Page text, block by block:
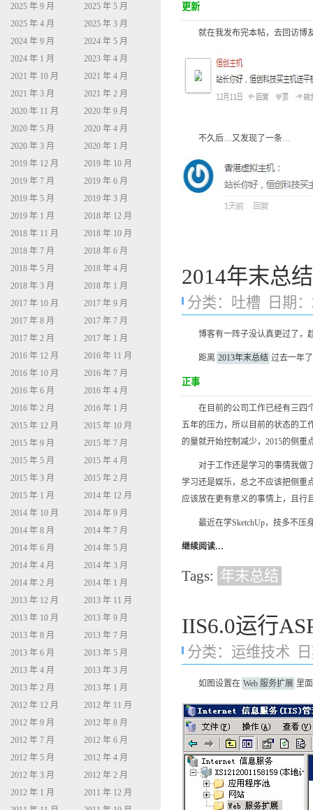
更新
就在我发布完本帖，去回访博
不久后…又发现了一条…
2014年末总结
分类： 吐槽 日期
博客有一阵子没认真更过了，
距离 2013年末总结 过去一年
正事
在目前的公司工作已经有三四个
五年的压力，所以目前的状态的工
的量就开始控制减少，2015的侧重
对于工作还是学习的事情我做了
学习还是娱乐，总之不应该把侧重
应该放在更有意义的事情上，且
最近在学SketchUp，技多不压
继续阅读…
Tags: 年末总结
IIS6.0运行
分类： 运维技术
如图设置在 Web 服务扩展 里
2025 年 9 月
2025 年 5 月
2025 年 4 月
2025 年 3 月
2024 年 9 月
2024 年 5 月
2024 年 1 月
2023 年 4 月
2021 年 10 月
2021 年 4 月
2021 年 3 月
2021 年 2 月
2020 年 11 月
2020 年 9 月
2020 年 5 月
2020 年 4 月
2020 年 3 月
2020 年 1 月
2019 年 12 月
2019 年 10 月
2019 年 7 月
2019 年 6 月
2019 年 5 月
2019 年 3 月
2019 年 1 月
2018 年 12 月
2018 年 11 月
2018 年 10 月
2018 年 7 月
2018 年 6 月
2018 年 5 月
2018 年 4 月
2018 年 3 月
2018 年 1 月
2017 年 10 月
2017 年 9 月
2017 年 8 月
2017 年 7 月
2017 年 2 月
2017 年 1 月
2016 年 12 月
2016 年 11 月
2016 年 10 月
2016 年 7 月
2016 年 6 月
2016 年 4 月
2016 年 2 月
2016 年 1 月
2015 年 12 月
2015 年 10 月
2015 年 9 月
2015 年 7 月
2015 年 5 月
2015 年 4 月
2015 年 3 月
2015 年 2 月
2015 年 1 月
2014 年 12 月
2014 年 10 月
2014 年 9 月
2014 年 8 月
2014 年 7 月
2014 年 6 月
2014 年 5 月
2014 年 4 月
2014 年 3 月
2014 年 2 月
2014 年 1 月
2013 年 12 月
2013 年 11 月
2013 年 10 月
2013 年 9 月
2013 年 8 月
2013 年 7 月
2013 年 6 月
2013 年 5 月
2013 年 4 月
2013 年 3 月
2013 年 2 月
2013 年 1 月
2012 年 12 月
2012 年 11 月
2012 年 9 月
2012 年 8 月
2012 年 7 月
2012 年 6 月
2012 年 5 月
2012 年 4 月
2012 年 3 月
2012 年 2 月
2012 年 1 月
2011 年 12 月